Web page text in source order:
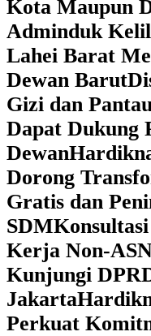
Kota Maupun
Adminduk
Lahei Barat
Dewan Barut
Gizi dan
Dapat Dukung
Dewan
Dorong
Gratis dan
SDM
Kerja Non-
Kunjungi
Jakarta
Perkuat